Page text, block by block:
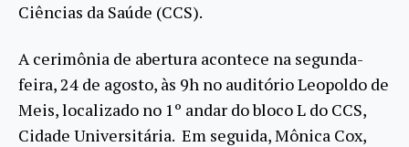
Ciências da Saúde (CCS).
A cerimônia de abertura acontece na segunda-
feira, 24 de agosto, às 9h no auditório Leopoldo de
Meis, localizado no 1º andar do bloco L do CCS,
Cidade Universitária. Em seguida, Mônica Cox,